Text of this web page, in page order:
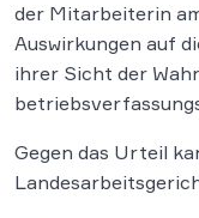
der Mitarbeiterin
Auswirkungen auf
ihrer Sicht der
Gegen das Urteil